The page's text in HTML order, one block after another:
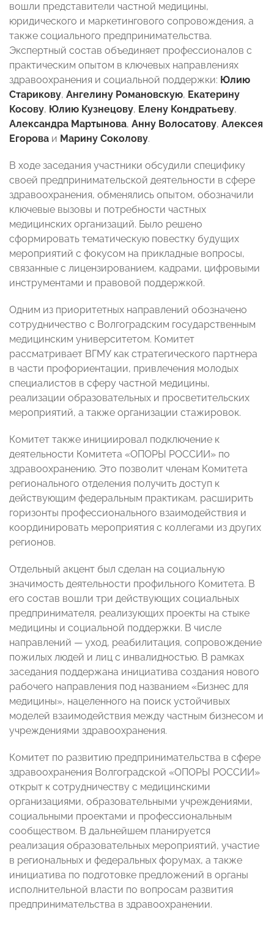
вошли представители частной медицины,
юридического и маркетингового сопровождения, а
также социального предпринимательства.
Экспертный состав объединяет профессионалов с
практическим опытом в ключевых направлениях
здравоохранения и социальной поддержки: Юлию
Старикову, Ангелину Романовскую, Екатерину
Косову, Юлию Кузнецову, Елену Кондратьеву,
Александра Мартынова, Анну Волосатову, Алексея
Егорова и Марину Соколову.
В ходе заседания участники обсудили специфику
своей предпринимательской деятельности в сфере
здравоохранения, обменялись опытом, обозначили
ключевые вызовы и потребности частных
медицинских организаций. Было решено
сформировать тематическую повестку будущих
мероприятий с фокусом на прикладные вопросы,
связанные с лицензированием, кадрами, цифровыми
инструментами и правовой поддержкой.
Одним из приоритетных направлений обозначено
сотрудничество с Волгоградским государственным
медицинским университетом. Комитет
рассматривает ВГМУ как стратегического партнера
в части профориентации, привлечения молодых
специалистов в сферу частной медицины,
реализации образовательных и просветительских
мероприятий, а также организации стажировок.
Комитет также инициировал подключение к
деятельности Комитета «ОПОРЫ РОССИИ» по
здравоохранению. Это позволит членам Комитета
регионального отделения получить доступ к
действующим федеральным практикам, расширить
горизонты профессионального взаимодействия и
координировать мероприятия с коллегами из других
регионов.
Отдельный акцент был сделан на социальную
значимость деятельности профильного Комитета. В
его состав вошли три действующих социальных
предпринимателя, реализующих проекты на стыке
медицины и социальной поддержки. В числе
направлений — уход, реабилитация, сопровождение
пожилых людей и лиц с инвалидностью. В рамках
заседания поддержана инициатива создания нового
рабочего направления под названием «Бизнес для
медицины», нацеленного на поиск устойчивых
моделей взаимодействия между частным бизнесом и
учреждениями здравоохранения.
Комитет по развитию предпринимательства в сфере
здравоохранения Волгоградской «ОПОРЫ РОССИИ»
открыт к сотрудничеству с медицинскими
организациями, образовательными учреждениями,
социальными проектами и профессиональным
сообществом. В дальнейшем планируется
реализация образовательных мероприятий, участие
в региональных и федеральных форумах, а также
инициатива по подготовке предложений в органы
исполнительной власти по вопросам развития
предпринимательства в здравоохранении.